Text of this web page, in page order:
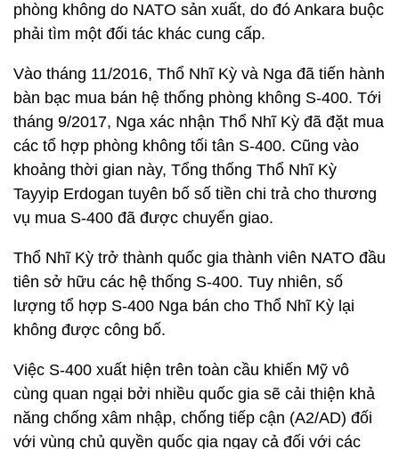
phòng không do NATO sản xuất, do đó Ankara buộc
phải tìm một đối tác khác cung cấp.
Vào tháng 11/2016, Thổ Nhĩ Kỳ và Nga đã tiến hành
bàn bạc mua bán hệ thống phòng không S-400. Tới
tháng 9/2017, Nga xác nhận Thổ Nhĩ Kỳ đã đặt mua
các tổ hợp phòng không tối tân S-400. Cũng vào
khoảng thời gian này, Tổng thống Thổ Nhĩ Kỳ
Tayyip Erdogan tuyên bố số tiền chi trả cho thương
vụ mua S-400 đã được chuyển giao.
Thổ Nhĩ Kỳ trở thành quốc gia thành viên NATO đầu
tiên sở hữu các hệ thống S-400. Tuy nhiên, số
lượng tổ hợp S-400 Nga bán cho Thổ Nhĩ Kỳ lại
không được công bố.
Việc S-400 xuất hiện trên toàn cầu khiến Mỹ vô
cùng quan ngại bởi nhiều quốc gia sẽ cải thiện khả
năng chống xâm nhập, chống tiếp cận (A2/AD) đối
với vùng chủ quyền quốc gia ngay cả đối với các